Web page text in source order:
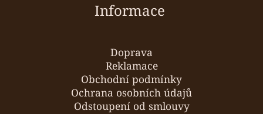
Informace
Doprava
Reklamace
Obchodní podmínky
Ochrana osobních údajů
Odstoupení od smlouvy